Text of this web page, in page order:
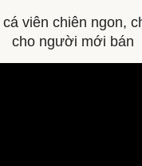
viên chiên ngon,
cho người mới bán